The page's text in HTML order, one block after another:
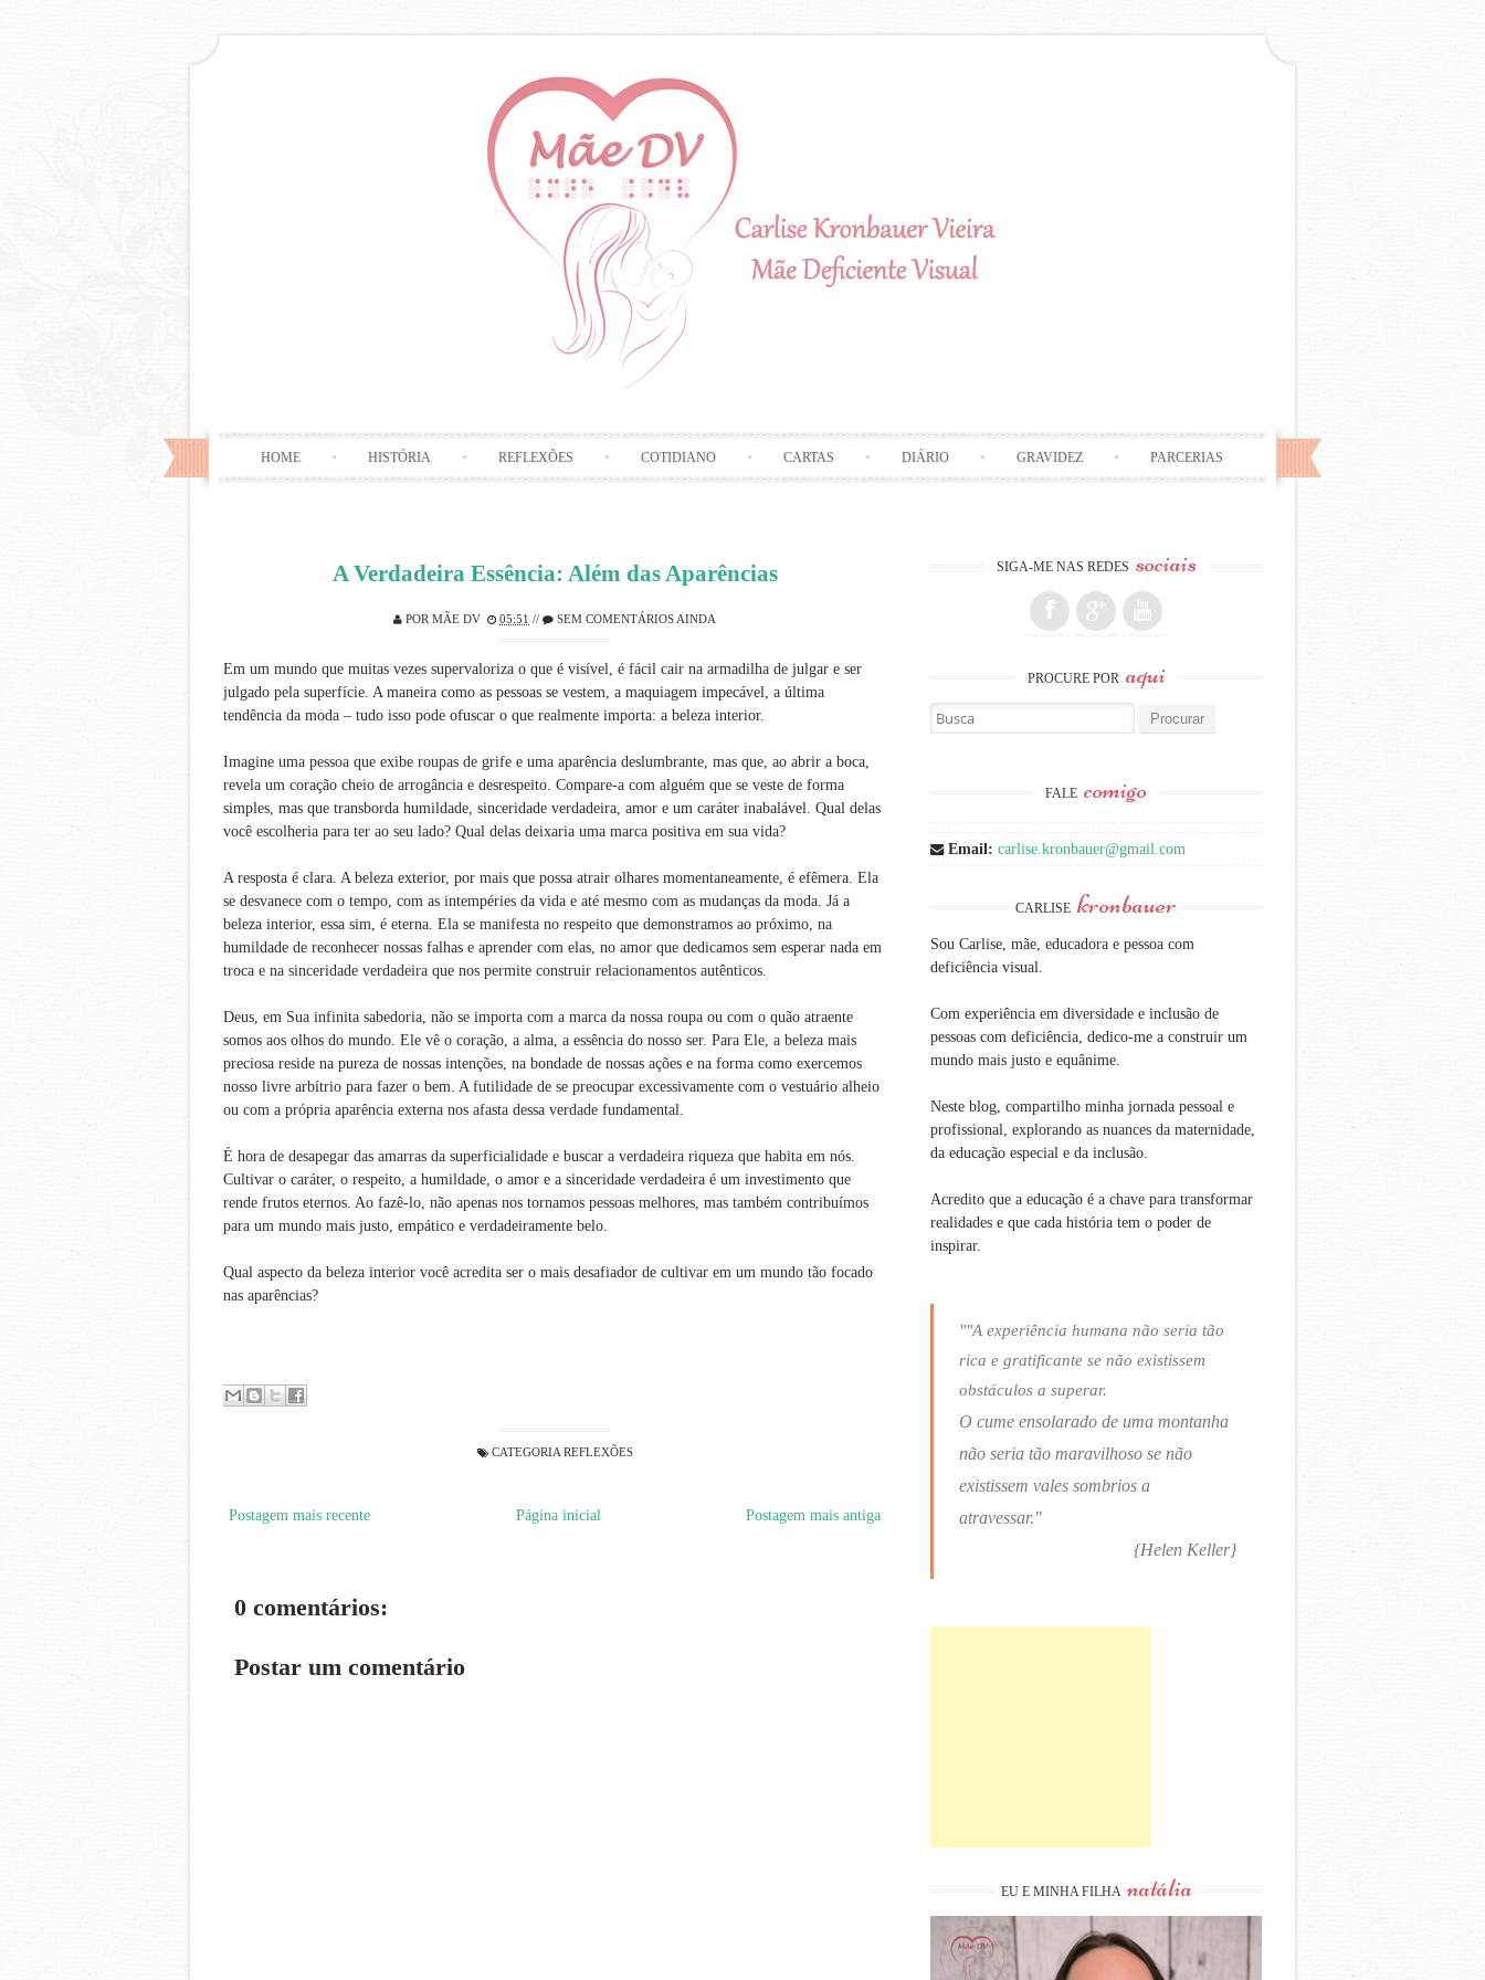
HOME HISTÓRIA REFLEXÕES COTIDIANO CARTAS DIÁRIO GRAVIDEZ PARCERIAS
A Verdadeira Essência: Além das Aparências
POR MÃE DV 05:51 // SEM COMENTÁRIOS AINDA
Em um mundo que muitas vezes supervaloriza o que é visível, é fácil cair na armadilha de julgar e ser
julgado pela superfície. A maneira como as pessoas se vestem, a maquiagem impecável, a última
tendência da moda – tudo isso pode ofuscar o que realmente importa: a beleza interior.
Imagine uma pessoa que exibe roupas de grife e uma aparência deslumbrante, mas que, ao abrir a boca,
revela um coração cheio de arrogância e desrespeito. Compare-a com alguém que se veste de forma
simples, mas que transborda humildade, sinceridade verdadeira, amor e um caráter inabalável. Qual delas
você escolheria para ter ao seu lado? Qual delas deixaria uma marca positiva em sua vida?
A resposta é clara. A beleza exterior, por mais que possa atrair olhares momentaneamente, é efêmera. Ela
se desvanece com o tempo, com as intempéries da vida e até mesmo com as mudanças da moda. Já a
beleza interior, essa sim, é eterna. Ela se manifesta no respeito que demonstramos ao próximo, na
humildade de reconhecer nossas falhas e aprender com elas, no amor que dedicamos sem esperar nada em
troca e na sinceridade verdadeira que nos permite construir relacionamentos autênticos.
Deus, em Sua infinita sabedoria, não se importa com a marca da nossa roupa ou com o quão atraente
somos aos olhos do mundo. Ele vê o coração, a alma, a essência do nosso ser. Para Ele, a beleza mais
preciosa reside na pureza de nossas intenções, na bondade de nossas ações e na forma como exercemos
nosso livre arbítrio para fazer o bem. A futilidade de se preocupar excessivamente com o vestuário alheio
ou com a própria aparência externa nos afasta dessa verdade fundamental.
É hora de desapegar das amarras da superficialidade e buscar a verdadeira riqueza que habita em nós.
Cultivar o caráter, o respeito, a humildade, o amor e a sinceridade verdadeira é um investimento que
rende frutos eternos. Ao fazê-lo, não apenas nos tornamos pessoas melhores, mas também contribuímos
para um mundo mais justo, empático e verdadeiramente belo.
Qual aspecto da beleza interior você acredita ser o mais desafiador de cultivar em um mundo tão focado
nas aparências?
CATEGORIA REFLEXÕES
Postagem mais recente Postagem mais antiga
Página inicial
0 comentários:
Postar um comentário
SIGA-ME NAS REDES sociais
PROCURE POR aqui
Busca por:
FALE comigo
Email: carlise.kronbauer@gmail.com
CARLISE kronbauer
Sou Carlise, mãe, educadora e pessoa com
deficiência visual.
Com experiência em diversidade e inclusão de
pessoas com deficiência, dedico-me a construir um
mundo mais justo e equânime.
Neste blog, compartilho minha jornada pessoal e
profissional, explorando as nuances da maternidade,
da educação especial e da inclusão.
Acredito que a educação é a chave para transformar
realidades e que cada história tem o poder de
inspirar.
""A experiência humana não seria tão
rica e gratificante se não existissem
obstáculos a superar.
O cume ensolarado de uma montanha
não seria tão maravilhoso se não
existissem vales sombrios a
atravessar."
{Helen Keller}
EU E MINHA FILHA natália